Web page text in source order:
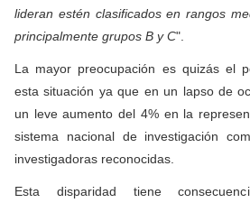
lideran estén clasificados en rangos
principalmente grupos B y C".
La mayor preocupación es quizás el
esta situación ya que en un lapso de
un leve aumento del 4% en la
sistema nacional de investigación
investigadoras reconocidas.
Esta disparidad tiene